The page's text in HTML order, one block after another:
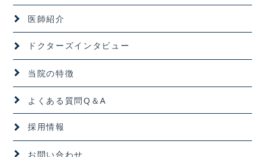
医師紹介
ドクターズインタビュー
当院の特徴
よくある質問Q＆A
採用情報
お問い合わせ